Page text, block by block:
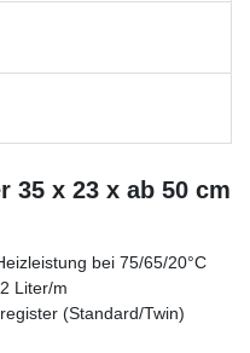
35 x 23 x ab 50 cm
bei 75/65/20°C
Liter/m
(Standard/Twin)